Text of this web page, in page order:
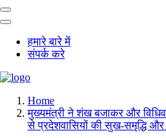
हमारे बारे में
संपर्क करे
Home
मुख्यमंत्री ने शंख बजाकर और
से प्रदेशवासियों की सुख-समृद्धि